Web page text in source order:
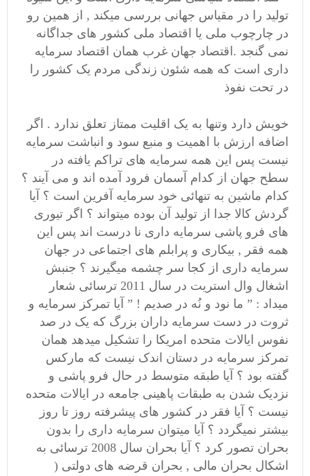
تولید را در مقیاس جهانی بررسی میکند , از همین رو
در چارچوب ملی یا اقتصاد ملی کشور های جداگانه
نمی گنجد .اقتصاد جهان غرب همان اقتصاد سرمایه
داری است که همه شئون زندگی مردم یک کشور را
در تحت نفوذ
خویش دارد وتنها به یک اقلیت ممتاز تعلق ندارد . اگر
اضافه ارزش با اهمیت و منبع سود و انباشت سرمایه
نیست پس این همه سرمایه های تراکم یافته در
سطح جهان از کدام آسمان فرود آمده اند و می آیند ؟
کدام ماشین به تنهائی خود سرمایه آفرین است ؟ آیا
گردش کالا جدا از تولید آن بوده میتواند ؟ اگر تیوری
های فرو پاشی سرمایه داری نا درست اند پس این
همه فقر , بیکاری و پرابلم های اجتماعی در جهان
سرمایه داری از کجا سر چشمه میگیرند ؟ جنبش
اشغال وال استریت در سال 2011 ترسائی شعار
میداد : ” ما نود و نُه در صدیم ! ” آیا تمرکز سرمایه و
ثروت در دست سرمایه داران بزرگ که یک در صد
نفوس ایالات متحده امریکا را تشکیل میدهد همان
تمرکز سرمایه در دستان اندک نیست که مارکس
گفته بود ؟ آیا طبقه متوسط در حال فرو پاشی و
نزدیک شدن به طبقات پاهینی جامعه در ایالات متحده
نیست ؟ آیا فقر در کشور های پیشرفته روز تا روز
بیشتر نمیگردد ؟ آیا میتوان سرمایه داری را بدون
بحران تصور کرد ؟ آیا بحران سال 2008 ترسائی به
اشکال بحران مالی , بحران قرضه های دولتی (